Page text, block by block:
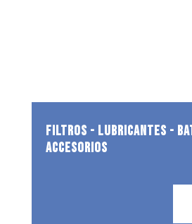
FILTROS - LUBRICANTES -
ACCESORIOS